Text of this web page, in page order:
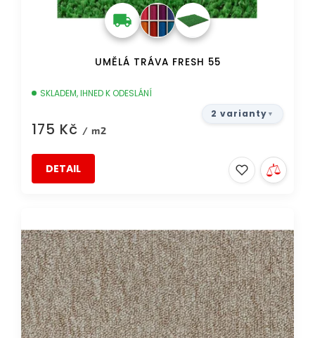
UMĚLÁ TRÁVA FRESH 55
SKLADEM, IHNED K ODESLÁNÍ
175 Kč / m2
DETAIL
2 varianty